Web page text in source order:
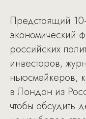
Предстоящий
экономический
российских
инвесторов,
ньюсмейкеров,
в Лондон из
чтобы обсудить